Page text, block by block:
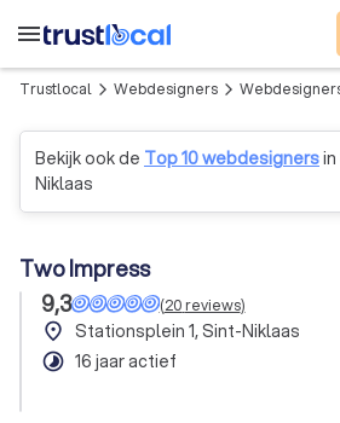
menu
Trustlocal arrow_forward_ios Webdesigners arrow_forward_ios
Bekijk ook de Top 10 webdesigners
Niklaas
Two Impress
9,3
(20reviews)
place Stationsplein 1, Sint-Niklaas
timelapse 16 jaar actief